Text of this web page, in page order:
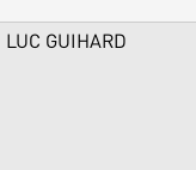
LUC GUIHARD